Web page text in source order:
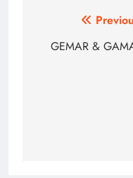
navigation
GEMAR &